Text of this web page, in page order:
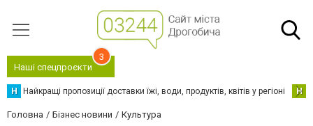
Наші спецпроєкти
3
Н Найкращі пропозиції доставки їжі, води, продуктів, квітів у регіоні Н
Головна Бізнес новини Культура